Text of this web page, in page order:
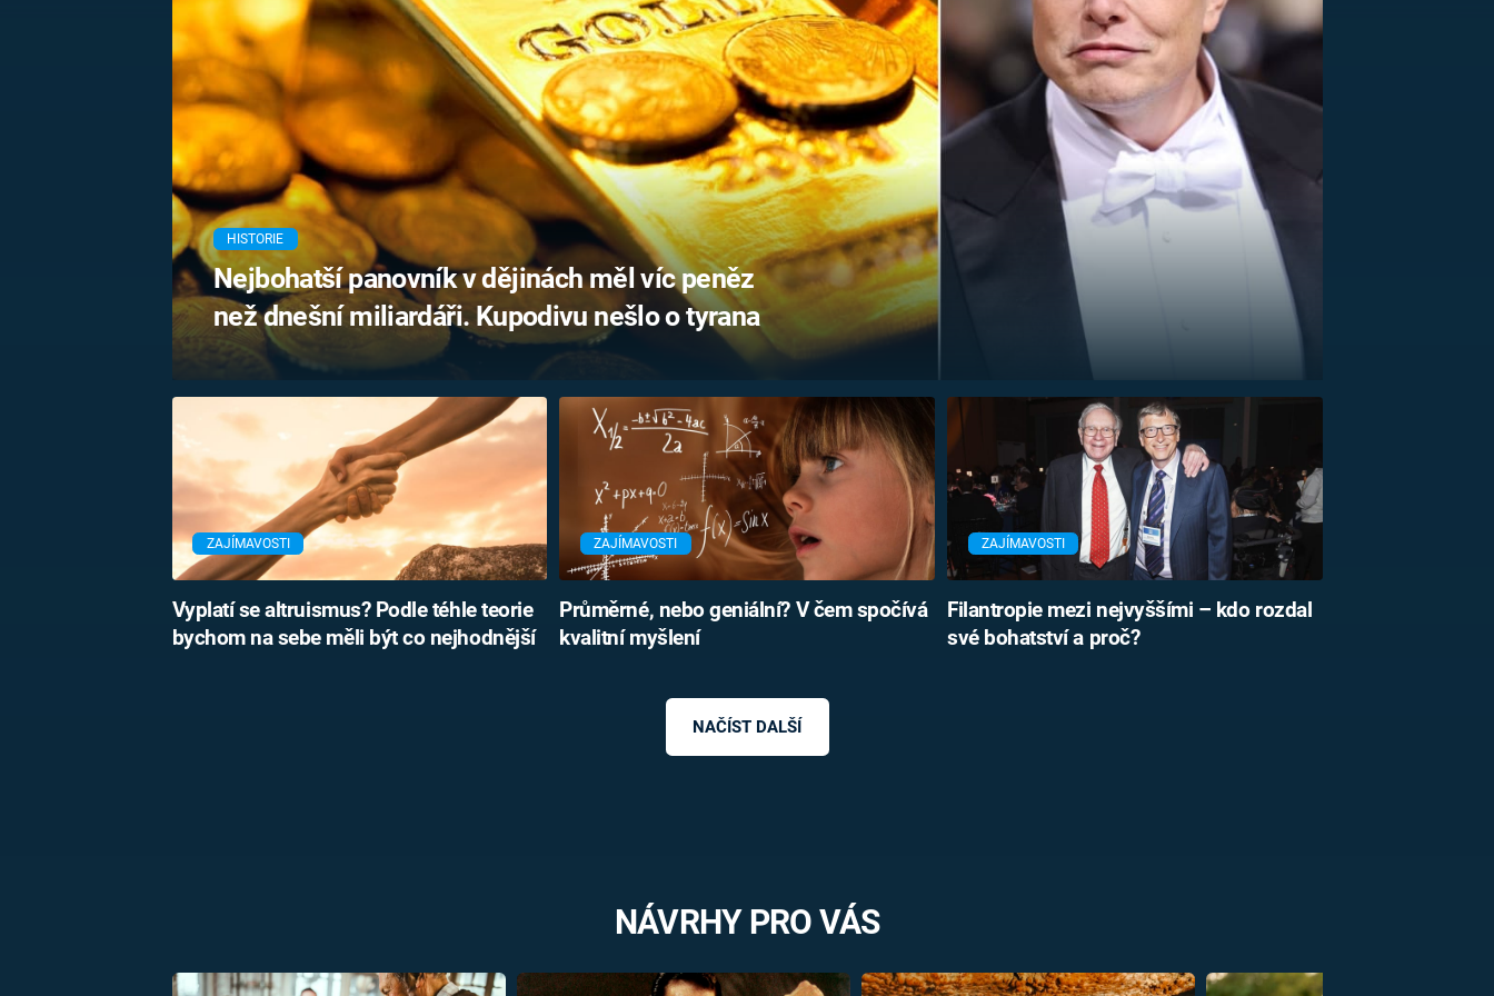
PRVNÍ SVĚTOVÁ
MARIE TEREZIE
NAPOLEON
BONAPARTE
KRÁLOVSKÁ
RODINA
UFO A
MIMOZEMŠŤANÉ
UTAJENÉ PŘÍBĚHY
ČESKÝCH DĚJIN
ALTERNATIVNÍ
HISTORIE
FILMY VERSUS
REALITA
HORORY VERSUS
REALITA
OPTICKÉ ILUZE A
KLAMY
HISTORIE
Nejbohatší panovník v dějinách měl víc peněz
než dnešní miliardáři. Kupodivu nešlo o tyrana
ZAJÍMAVOSTI
Vyplatí se altruismus? Podle téhle teorie
bychom na sebe měli být co nejhodnější
ZAJÍMAVOSTI
Průměrné, nebo geniální? V čem spočívá
kvalitní myšlení
ZAJÍMAVOSTI
Filantropie mezi nejvyššími – kdo rozdal
své bohatství a proč?
NAČÍST DALŠÍ
NÁVRHY PRO VÁS